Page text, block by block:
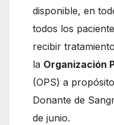
disponible, en
todos los
recibir
la Organización
(OPS) a
Donante de
de junio.